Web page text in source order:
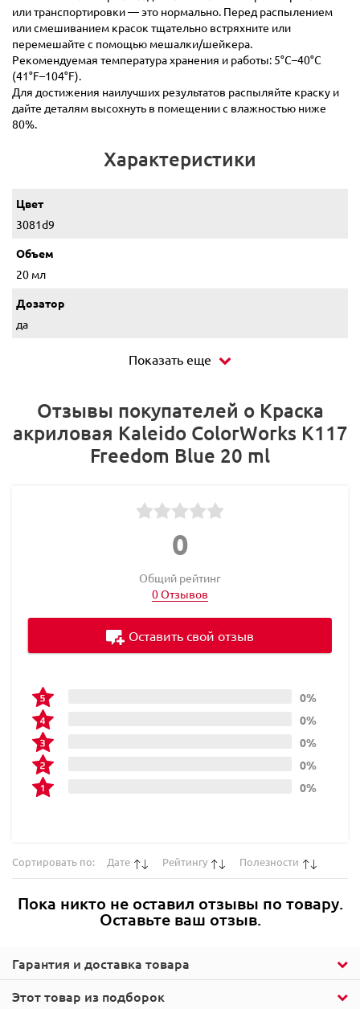
или транспортировки — это нормально. Перед распылением
или смешиванием красок тщательно встряхните или
перемешайте с помощью мешалки/шейкера.
Рекомендуемая температура хранения и работы: 5°C–40°C
(41°F–104°F).
Для достижения наилучших результатов распыляйте краску и
дайте деталям высохнуть в помещении с влажностью ниже
80%.
Характеристики
Цвет
3081d9
Объем
20 мл
Дозатор
да
Показать еще
Этот товар из подборок
Гарантия и доставка товара
Отзывы покупателей о Краска
акриловая Kaleido ColorWorks K117
Freedom Blue 20 ml
0
Общий рейтинг
0 Отзывов
0%
0%
0%
0%
0%
Оставить свой отзыв
Сортировать по: Дате Рейтингу Полезности
Пока никто не оставил отзывы по товару.
Оставьте ваш отзыв.